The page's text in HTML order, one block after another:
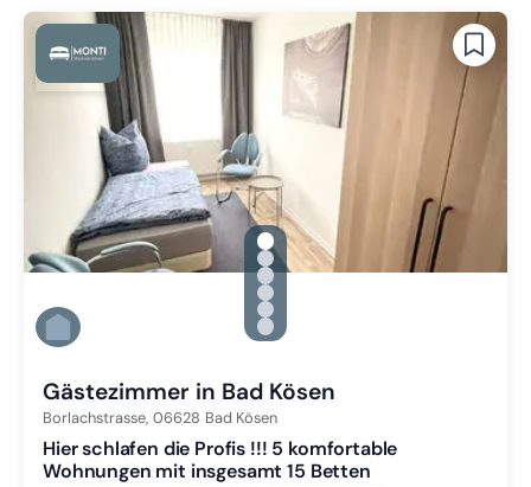
gallery.slide_selector
Zu Slide 1 wechseln
Zu Slide 2 wechseln
Zu Slide 3 wechseln
Zu Slide 4 wechseln
Zu Slide 5 wechseln
Zu Slide 6 wechseln
Gästezimmer in Bad Kösen
Borlachstrasse, 06628 Bad Kösen
Hier schlafen die Profis !!! 5 komfortable
Wohnungen mit insgesamt 15 Betten